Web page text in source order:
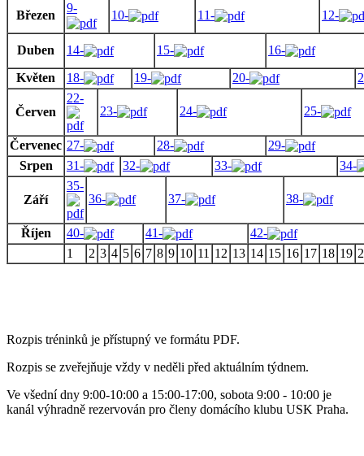
Březen
9-
10- 11- 12-
Duben 14- 15-
16-
Květen
18- 19- 20-
Červen
22-
23-
24- 25-
Červenec 27- 28-
29-
Srpen
31- 32- 33- 34-
Září
35-
36-
37- 38-
Říjen 40- 41-
42-
1
2 3 4 5 6 7 8 9 10 11 12 13 14 15 16 17 18 19
Rozpis tréninků je přístupný ve formátu PDF.
Rozpis se zveřejňuje vždy v neděli před aktuálním týdnem.
Ve všední dny 9:00-10:00 a 15:00-17:00, sobota 9:00 - 10:00 je
kanál výhradně rezervován pro členy domácího klubu USK Praha.